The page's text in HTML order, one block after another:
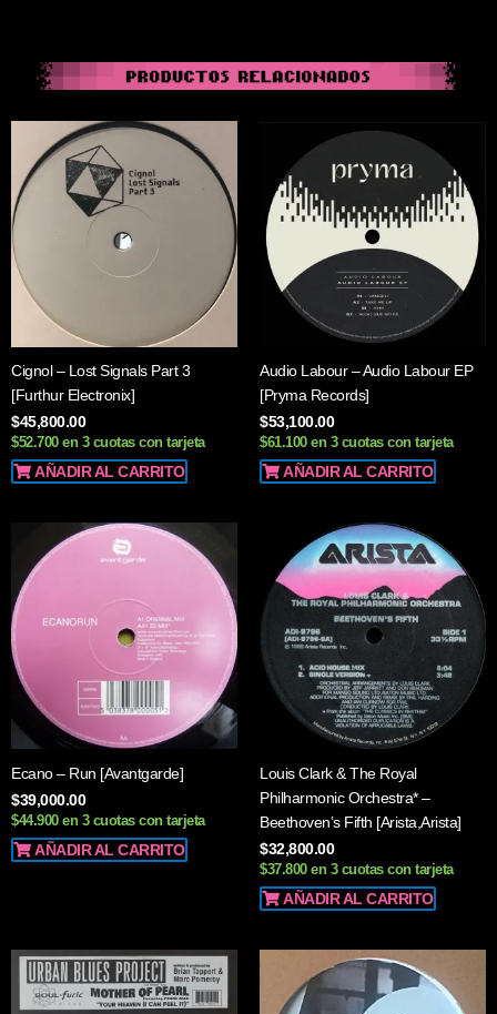
Cignol – Lost Signals Part 3
[Furthur Electronix]
$45,800.00
$52.700 en 3 cuotas con tarjeta
AÑADIR AL CARRITO
Audio Labour – Audio Labour EP
[Pryma Records]
$53,100.00
$61.100 en 3 cuotas con tarjeta
AÑADIR AL CARRITO
Ecano – Run [Avantgarde]
$39,000.00
$44.900 en 3 cuotas con tarjeta
AÑADIR AL CARRITO
Louis Clark & The Royal
Philharmonic Orchestra* –
Beethoven’s Fifth [Arista,Arista]
$32,800.00
$37.800 en 3 cuotas con tarjeta
AÑADIR AL CARRITO